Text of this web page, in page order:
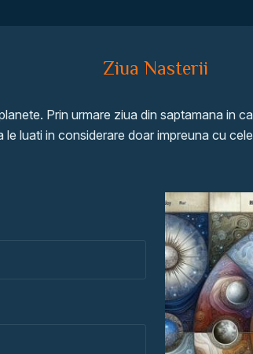
Ziua Nasterii
Prin urmare ziua din saptamana in
luati in considerare doar impreuna cu